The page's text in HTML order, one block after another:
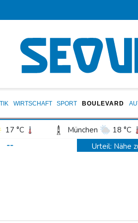
WIRTSCHAFT SPORT BOULEVARD
17 °C München 18 °C
am Main
Potsdam
--
Urteil: Nähe
Regierung